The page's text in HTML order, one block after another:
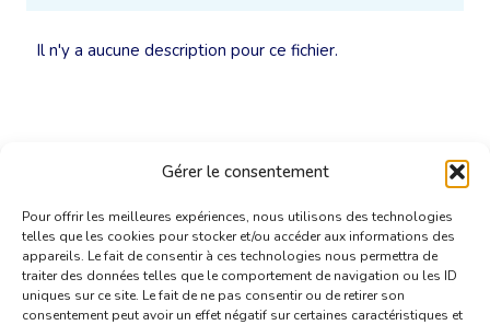
Gérer le consentement
Pour offrir les meilleures expériences, nous utilisons des technologies
telles que les cookies pour stocker et/ou accéder aux informations des
appareils. Le fait de consentir à ces technologies nous permettra de
traiter des données telles que le comportement de navigation ou les ID
uniques sur ce site. Le fait de ne pas consentir ou de retirer son
consentement peut avoir un effet négatif sur certaines caractéristiques et
Il n'y a aucune description pour ce fichier.